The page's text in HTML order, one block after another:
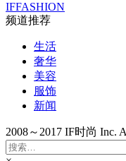
IFFASHION
频道推荐
生活
奢华
美容
服饰
新闻
2008～2017 IF时尚 Inc.